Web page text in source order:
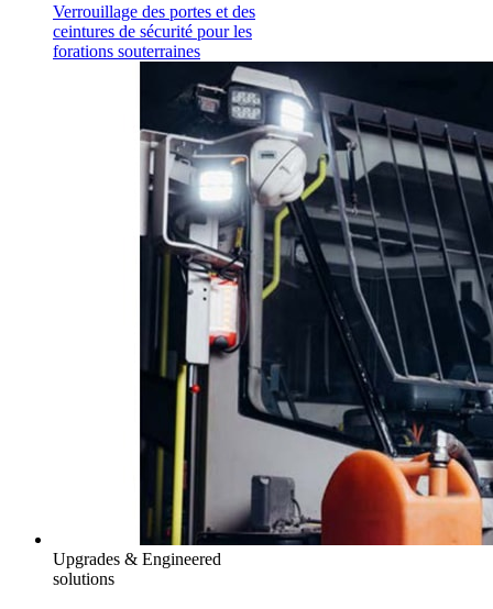
Verrouillage des portes et des
ceintures de sécurité pour les
forations souterraines
Upgrades & Engineered
solutions